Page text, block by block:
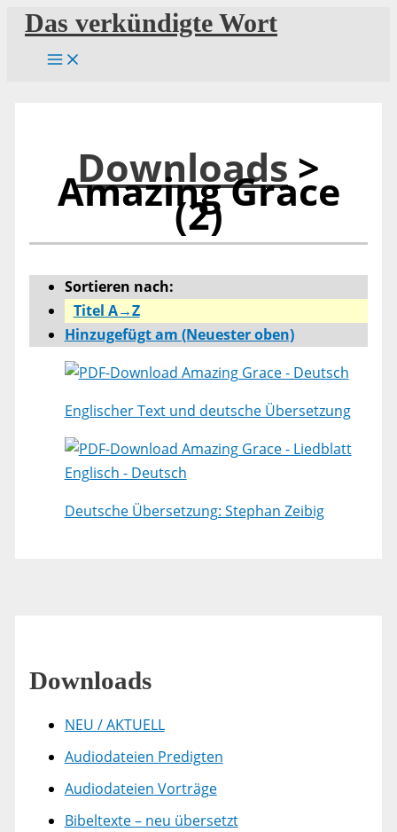
Zum
Inhalt
springen
Das verkündigte Wort
Downloads >
Amazing Grace
(2)
Sortieren nach:
Titel A→Z
Hinzugefügt am (Neuester oben)
Amazing Grace - Deutsch
Englischer Text und deutsche Übersetzung
Amazing Grace - Liedblatt
Englisch - Deutsch
Deutsche Übersetzung: Stephan Zeibig
Downloads
NEU / AKTUELL
Audiodateien Predigten
Audiodateien Vorträge
Bibeltexte – neu übersetzt